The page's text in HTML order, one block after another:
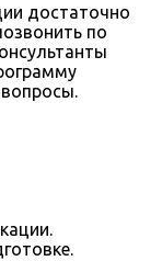
достаточно
по